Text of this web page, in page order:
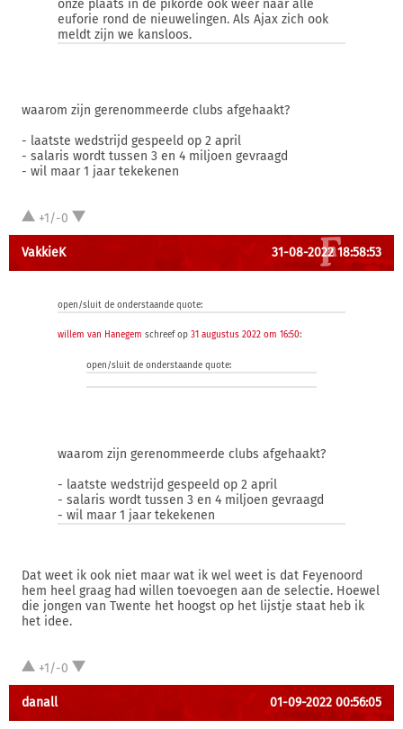
onze plaats in de pikorde ook weer naar alle
euforie rond de nieuwelingen. Als Ajax zich ook
meldt zijn we kansloos.
waarom zijn gerenommeerde clubs afgehaakt?
- laatste wedstrijd gespeeld op 2 april
- salaris wordt tussen 3 en 4 miljoen gevraagd
- wil maar 1 jaar tekekenen
+1/-0
VakkieK 31-08-2022 18:58:53
open/sluit de onderstaande quote:
willem van Hanegem schreef op 31 augustus 2022 om 16:50:
open/sluit de onderstaande quote:
waarom zijn gerenommeerde clubs afgehaakt?
- laatste wedstrijd gespeeld op 2 april
- salaris wordt tussen 3 en 4 miljoen gevraagd
- wil maar 1 jaar tekekenen
Dat weet ik ook niet maar wat ik wel weet is dat Feyenoord
hem heel graag had willen toevoegen aan de selectie. Hoewel
die jongen van Twente het hoogst op het lijstje staat heb ik
het idee.
+1/-0
danall 01-09-2022 00:56:05